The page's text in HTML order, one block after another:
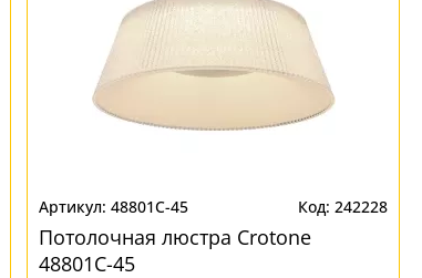
48801C-45 242228
Потолочная люстра Crotone
48801C-45